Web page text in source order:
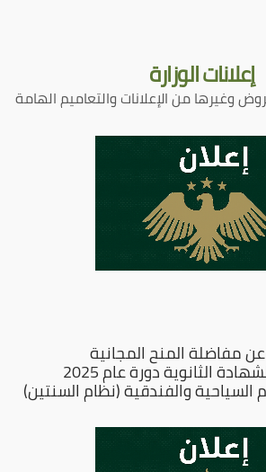
إعلاناتالوزارة
وغيرها من الإعلانات والتعاميم الهامة
مفاضلة المنح المجانية
والمخفضة لحملة الشهادة الثانوية دورة عام 2025
السياحية والفندقية (نظام السنتين)